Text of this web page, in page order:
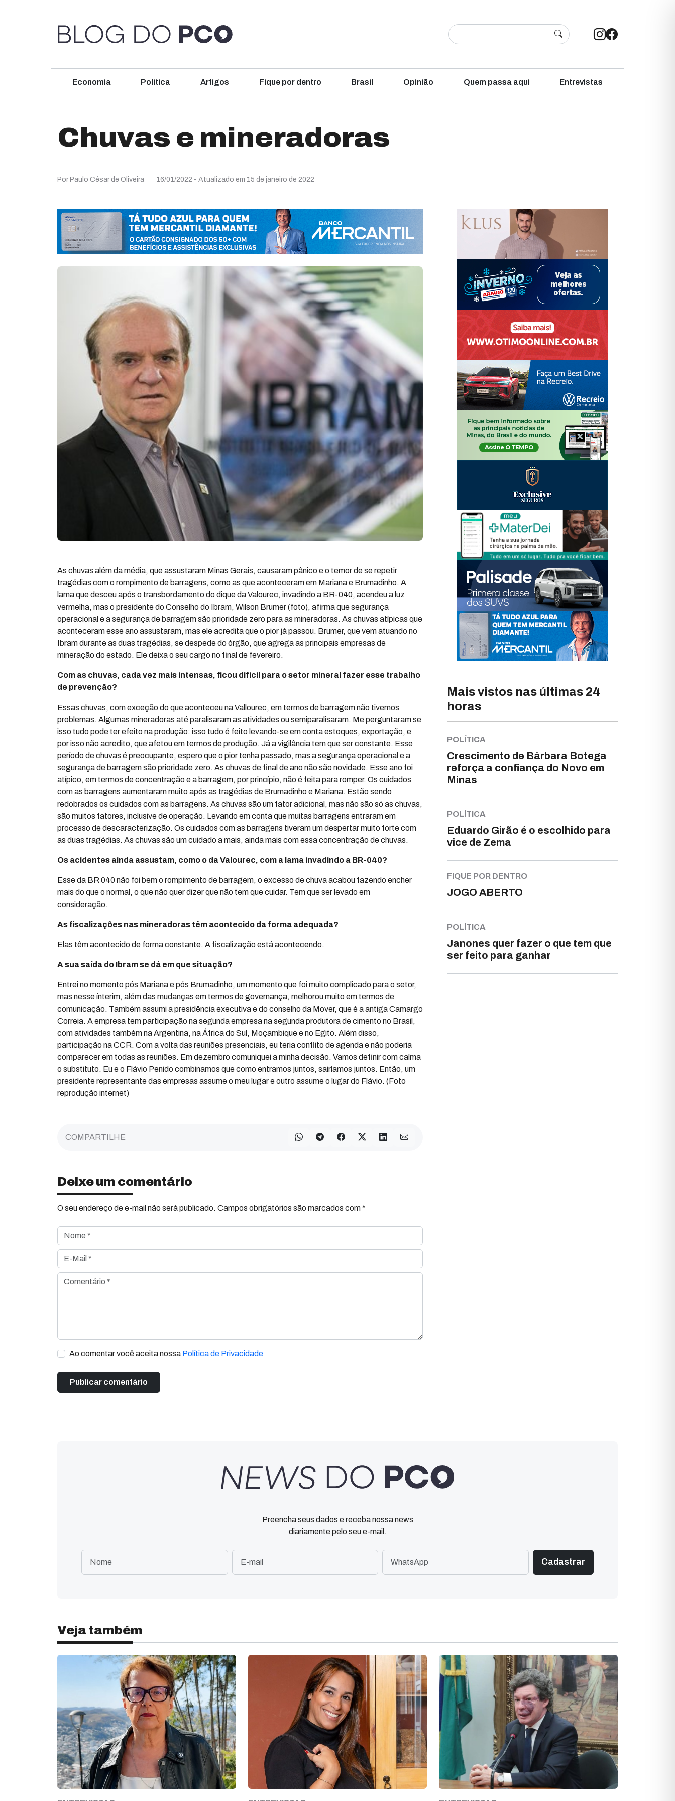
Economia Política Artigos Fique por dentro Brasil Opinião Quem passa aqui Entrevistas
Chuvas e mineradoras
Por Paulo César de Oliveira 16/01/2022 - Atualizado em 15 de janeiro de 2022
As chuvas além da média, que assustaram Minas Gerais, causaram pânico e o temor de se repetir
tragédias com o rompimento de barragens, como as que aconteceram em Mariana e Brumadinho. A
lama que desceu após o transbordamento do dique da Valourec, invadindo a BR-040, acendeu a luz
vermelha, mas o presidente do Conselho do Ibram, Wilson Brumer (foto), afirma que segurança
operacional e a segurança de barragem são prioridade zero para as mineradoras. As chuvas atípicas que
aconteceram esse ano assustaram, mas ele acredita que o pior já passou. Brumer, que vem atuando no
Ibram durante as duas tragédias, se despede do órgão, que agrega as principais empresas de
mineração do estado. Ele deixa o seu cargo no final de fevereiro.
Com as chuvas, cada vez mais intensas, ficou difícil para o setor mineral fazer esse trabalho
de prevenção?
Essas chuvas, com exceção do que aconteceu na Vallourec, em termos de barragem não tivemos
problemas. Algumas mineradoras até paralisaram as atividades ou semiparalisaram. Me perguntaram se
isso tudo pode ter efeito na produção: isso tudo é feito levando-se em conta estoques, exportação, e
por isso não acredito, que afetou em termos de produção. Já a vigilância tem que ser constante. Esse
período de chuvas é preocupante, espero que o pior tenha passado, mas a segurança operacional e a
segurança de barragem são prioridade zero. As chuvas de final de ano não são novidade. Esse ano foi
atípico, em termos de concentração e a barragem, por princípio, não é feita para romper. Os cuidados
com as barragens aumentaram muito após as tragédias de Brumadinho e Mariana. Estão sendo
redobrados os cuidados com as barragens. As chuvas são um fator adicional, mas não são só as chuvas,
são muitos fatores, inclusive de operação. Levando em conta que muitas barragens entraram em
processo de descaracterização. Os cuidados com as barragens tiveram um despertar muito forte com
as duas tragédias. As chuvas são um cuidado a mais, ainda mais com essa concentração de chuvas.
Os acidentes ainda assustam, como o da Valourec, com a lama invadindo a BR-040?
Esse da BR 040 não foi bem o rompimento de barragem, o excesso de chuva acabou fazendo encher
mais do que o normal, o que não quer dizer que não tem que cuidar. Tem que ser levado em
consideração.
As fiscalizações nas mineradoras têm acontecido da forma adequada?
Elas têm acontecido de forma constante. A fiscalização está acontecendo.
A sua saída do Ibram se dá em que situação?
Entrei no momento pós Mariana e pós Brumadinho, um momento que foi muito complicado para o setor,
mas nesse ínterim, além das mudanças em termos de governança, melhorou muito em termos de
comunicação. Também assumi a presidência executiva e do conselho da Mover, que é a antiga Camargo
Correia. A empresa tem participação na segunda empresa na segunda produtora de cimento no Brasil,
com atividades também na Argentina, na África do Sul, Moçambique e no Egito. Além disso,
participação na CCR. Com a volta das reuniões presenciais, eu teria conflito de agenda e não poderia
comparecer em todas as reuniões. Em dezembro comuniquei a minha decisão. Vamos definir com calma
o substituto. Eu e o Flávio Penido combinamos que como entramos juntos, sairíamos juntos. Então, um
presidente representante das empresas assume o meu lugar e outro assume o lugar do Flávio. (Foto
reprodução internet)
COMPARTILHE
Deixe um comentário
O seu endereço de e-mail não será publicado. Campos obrigatórios são marcados com *
Nome *
E-Mail *
Comentário *
Ao comentar você aceita nossa Política de Privacidade
Mais vistos nas últimas 24
horas
POLÍTICA
Crescimento de Bárbara Botega
reforça a confiança do Novo em
Minas
POLÍTICA
Eduardo Girão é o escolhido para
vice de Zema
FIQUE POR DENTRO
JOGO ABERTO
POLÍTICA
Janones quer fazer o que tem que
ser feito para ganhar
Preencha seus dados e receba nossa news
diariamente pelo seu e-mail.
Veja também